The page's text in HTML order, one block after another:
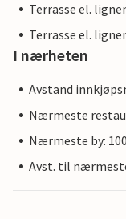
Terrasse el.
Terrasse el.
I nærheten
Avstand
Nærmeste
Nærmeste by:
Avst. til